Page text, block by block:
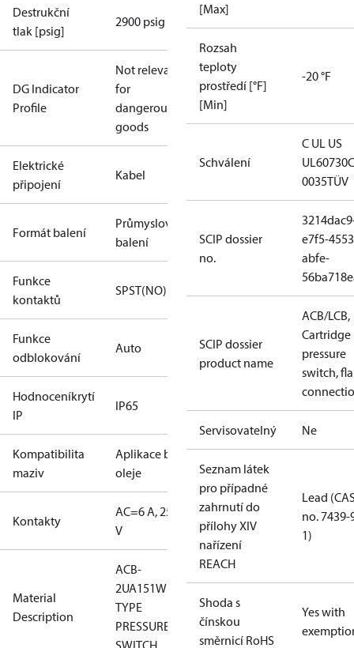
Destrukční
tlak [psig]
2900 psig
DG Indicator
Profile
Not relevant
for
dangerous
goods
Elektrické
připojení
Kabel
Formát balení
Průmyslové
balení
Funkce
kontaktů
SPST(NO)
Funkce
odblokování
Auto
Hodnoceníkrytí
IP
IP65
Kompatibilita
maziv
Aplikace bez
oleje
Kontakty
AC=6 A, 250
V
Material
Description
ACB-
2UA151W
TYPE
PRESSURE
SWITCH
[Max]
Rozsah
teploty
prostředí [°F]
[Min]
-20 °F
Schválení
C UL US
UL60730
0035TÜV
SCIP dossier
no.
e7f5-
abfe-
SCIP dossier
product name
ACB/LCB,
Cartridge
pressure
switch,
Servisovatelný Ne
Seznam látek
pro případné
zahrnutí do
přílohy XIV
nařízení
REACH
Lead
no. 7439-
1)
Shoda s
čínskou
směrnicí RoHS
Yes with